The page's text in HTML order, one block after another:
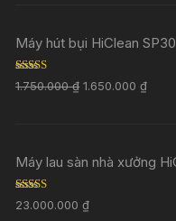
Máy hút bụi HiClean
Rated 5.00
out of 5
1.750.000₫ 1.650.000₫
Máy lau sàn nhà xưởng
Rated5.00
out of 5
23.000.000₫